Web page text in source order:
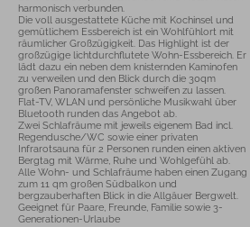
harmonisch verbunden.
Die voll ausgestattete Küche mit Kochinsel und
gemütlichem Essbereich ist ein Wohlfühlort mit
räumlicher Großzügigkeit. Das Highlight ist der
großzügige lichtdurchflutete Wohn-Essbereich. Er
lädt dazu ein neben dem knisternden Kaminofen
zu verweilen und den Blick durch die 30qm
großen Panoramafenster schweifen zu lassen.
Flat-TV, WLAN und persönliche Musikwahl über
Bluetooth runden das Angebot ab.
Zwei Schlafräume mit jeweils eigenem Bad incl.
Regendusche/WC sowie einer privaten
Infrarotsauna für 2 Personen runden einen aktiven
Bergtag mit Wärme, Ruhe und Wohlgefühl ab.
Alle Wohn- und Schlafräume haben einen Zugang
zum 11 qm großen Südbalkon und
bergzauberhaften Blick in die Allgäuer Bergwelt.
Geeignet für Paare, Freunde, Familie sowie 3-
Generationen-Urlaube